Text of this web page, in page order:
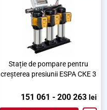
Stație de pompare pentru
creșterea presiunii ESPA СКЕ 3
151 061 - 200 263 lei